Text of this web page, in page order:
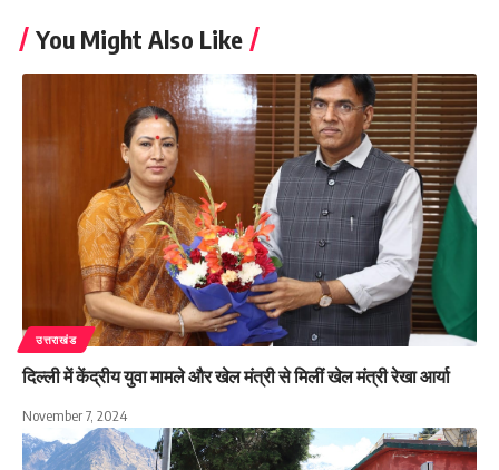
You Might Also Like
उत्तराखंड
दिल्ली में केंद्रीय युवा मामले और खेल मंत्री से मिलीं खेल मंत्री रेखा आर्या
November 7, 2024